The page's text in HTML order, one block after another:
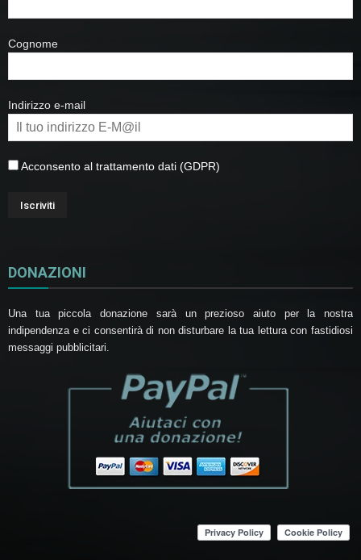
Cognome
Indirizzo e-mail
Acconsento al trattamento dati (GDPR)
DONAZIONI
Una tua piccola donazione sarà un prezioso aiuto per la nostra
indipendenza e ci consentirà di non disturbare la tua lettura con fastidiosi
messaggi pubblicitari.